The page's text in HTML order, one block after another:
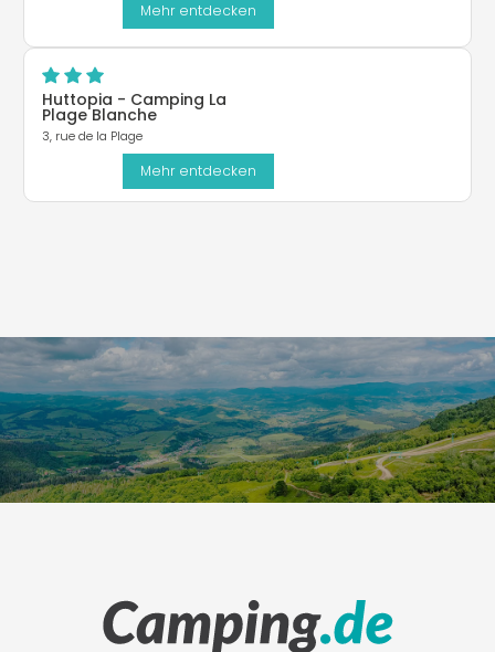
Mehr entdecken
Huttopia - Camping La
Plage Blanche
3, rue de la Plage
Mehr entdecken